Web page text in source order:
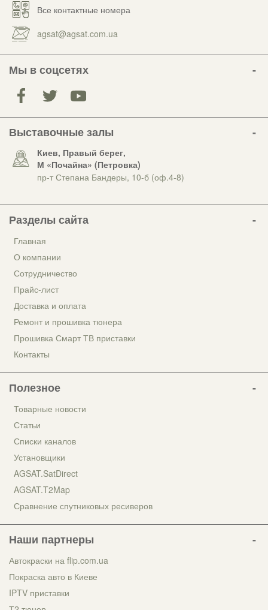
Все контактные номера
agsat@agsat.com.ua
Мы в соцсетях
Выставочные залы
Киев, Правый берег,
М «Почайна» (Петровка)
пр-т Степана Бандеры, 10-б (оф.4-8)
Разделы сайта
Главная
О компании
Сотрудничество
Прайс-лист
Доставка и оплата
Ремонт и прошивка тюнера
Прошивка Смарт ТВ приставки
Контакты
Полезное
Товарные новости
Статьи
Списки каналов
Установщики
AGSAT.SatDirect
AGSAT.T2Map
Сравнение спутниковых ресиверов
Наши партнеры
Автокраски на flip.com.ua
Покраска авто в Киеве
IPTV приставки